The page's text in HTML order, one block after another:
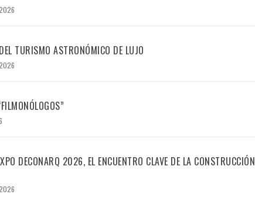
TURISMO ASTRONÓMICO DE LUJO
DECONARQ 2026, EL ENCUENTRO CLAVE DE LA CONSTRUCCIÓN